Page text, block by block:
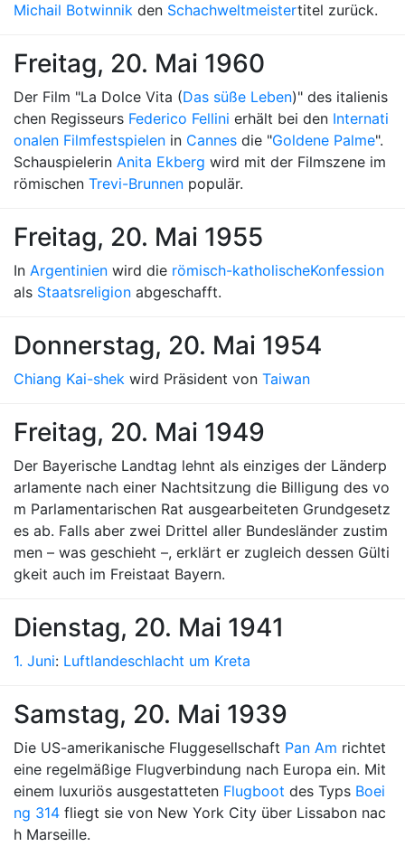
Michail Botwinnik den Schachweltmeistertitel zurück.
Freitag, 20. Mai 1960
Der Film "La Dolce Vita (Das süße Leben)" des italienis
chen Regisseurs Federico Fellini erhält bei den Internati
onalen Filmfestspielen in Cannes die "Goldene Palme".
Schauspielerin Anita Ekberg wird mit der Filmszene im
römischen Trevi-Brunnen populär.
Freitag, 20. Mai 1955
In Argentinien wird die römisch-katholischeKonfession
als Staatsreligion abgeschafft.
Donnerstag, 20. Mai 1954
Chiang Kai-shek wird Präsident von Taiwan
Freitag, 20. Mai 1949
Der Bayerische Landtag lehnt als einziges der Länderp
arlamente nach einer Nachtsitzung die Billigung des vo
m Parlamentarischen Rat ausgearbeiteten Grundgesetz
es ab. Falls aber zwei Drittel aller Bundesländer zustim
men – was geschieht –, erklärt er zugleich dessen Gülti
gkeit auch im Freistaat Bayern.
Dienstag, 20. Mai 1941
1. Juni: Luftlandeschlacht um Kreta
Samstag, 20. Mai 1939
Die US-amerikanische Fluggesellschaft Pan Am richtet
eine regelmäßige Flugverbindung nach Europa ein. Mit
einem luxuriös ausgestatteten Flugboot des Typs Boei
ng 314 fliegt sie von New York City über Lissabon nac
h Marseille.